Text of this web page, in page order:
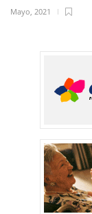
Mayo, 2021